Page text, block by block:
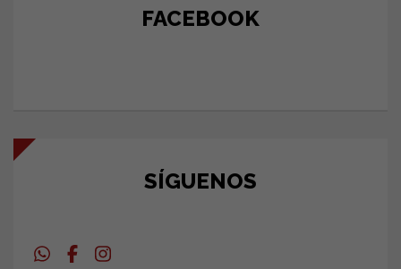
FACEBOOK
SÍGUENOS